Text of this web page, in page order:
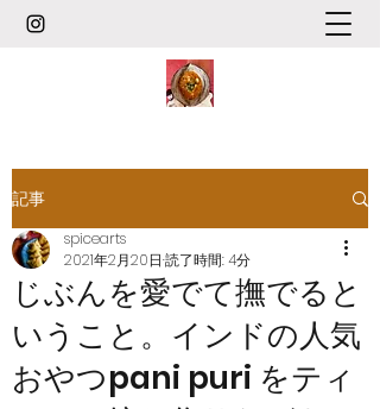
記事
じぶんを愛でて撫でると
いうこと。インドの人気
おやつpani puri をティ
spicearts
2021年2月20日 読了時間: 4分